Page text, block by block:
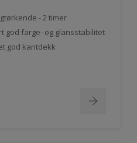
- 2 timer
god farge- og glansstabilitet
god kantdekk